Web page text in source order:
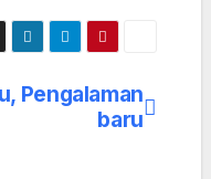
Pengalaman
baru